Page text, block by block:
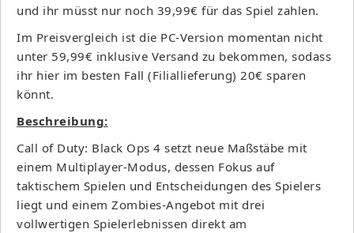
und ihr müsst nur noch 39,99€ für das Spiel zahlen.
Im Preisvergleich ist die PC-Version momentan nicht
unter 59,99€ inklusive Versand zu bekommen, sodass
ihr hier im besten Fall (Filiallieferung) 20€ sparen
könnt.
Beschreibung:
Call of Duty: Black Ops 4 setzt neue Maßstäbe mit
einem Multiplayer-Modus, dessen Fokus auf
taktischem Spielen und Entscheidungen des Spielers
liegt und einem Zombies-Angebot mit drei
vollwertigen Spielerlebnissen direkt am